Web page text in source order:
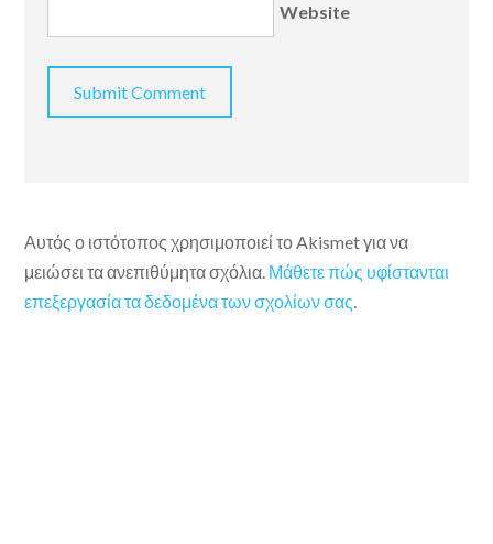
Website
Αυτός ο ιστότοπος χρησιμοποιεί το Akismet για να
μειώσει τα ανεπιθύμητα σχόλια. Μάθετε πώς υφίστανται
επεξεργασία τα δεδομένα των σχολίων σας.